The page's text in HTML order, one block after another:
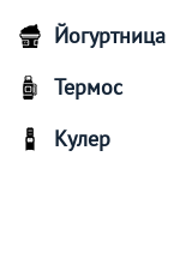
Йогуртница
Термос
Кулер